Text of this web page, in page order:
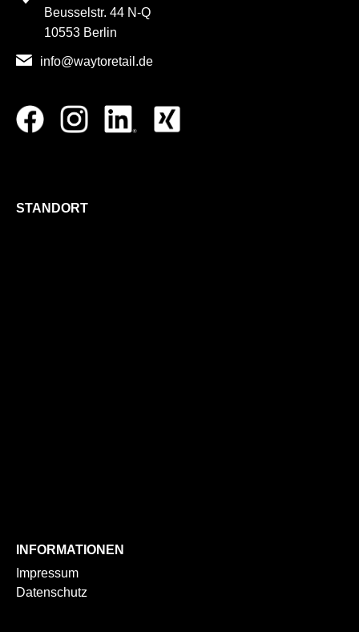
Beusselstr. 44 N-Q
10553 Berlin
info@waytoretail.de
STANDORT
INFORMATIONEN
Impressum
Datenschutz